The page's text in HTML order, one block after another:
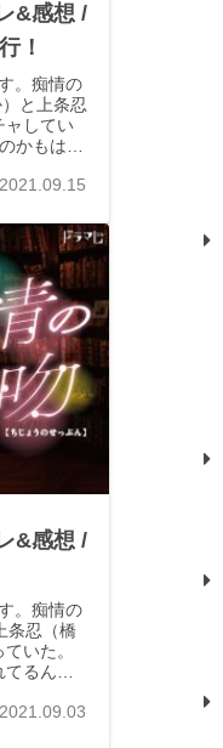
&感想 /
！
。痴情の
と上条忍
ャしてい
かもはや
2021.09.15
&感想 /
。痴情の
条忍（橋
いた。
てるんだ
2021.09.03